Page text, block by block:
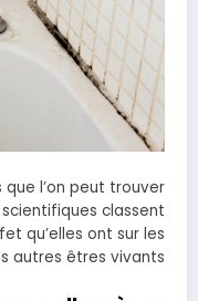
que l’on peut trouver
classent
qu’elles ont sur les
autres êtres vivants.